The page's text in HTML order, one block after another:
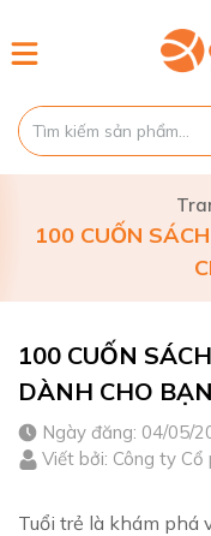
100 CUỐN
100 CUỐN
DÀNH CHO
Ngày đăng: 04/05/
Viết bởi: Công ty Cổ
Tuổi trẻ là khám phá